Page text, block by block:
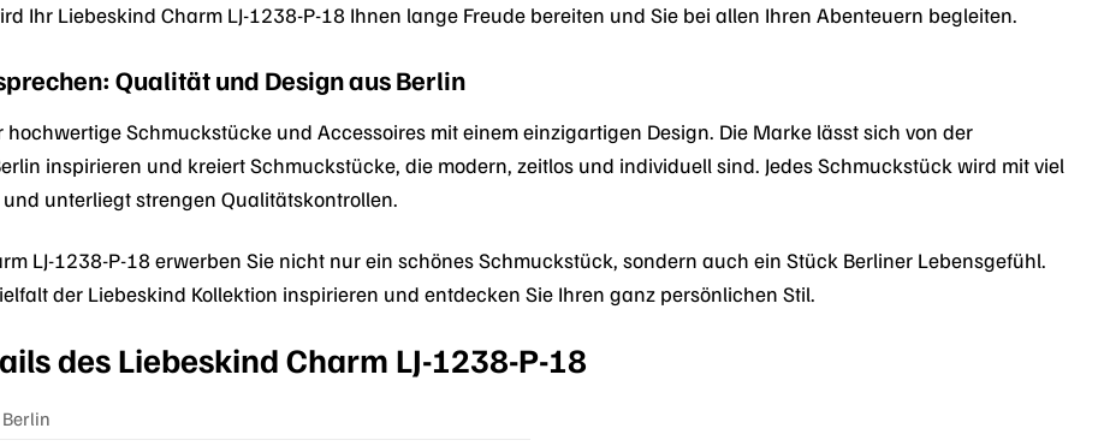
Ihr Liebeskind Charm LJ-1238-P-18 Ihnen lange Freude bereiten und Sie bei allen Ihren Abenteuern begleiten.
Qualität und Design aus Berlin
Schmuckstücke und Accessoires mit einem einzigartigen Design. Die Marke lässt sich von der
inspirieren und kreiert Schmuckstücke, die modern, zeitlos und individuell sind. Jedes Schmuckstück wird mit viel
unterliegt strengen Qualitätskontrollen.
LJ-1238-P-18 erwerben Sie nicht nur ein schönes Schmuckstück, sondern auch ein Stück Berliner Lebensgefühl.
der Liebeskind Kollektion inspirieren und entdecken Sie Ihren ganz persönlichen Stil.
des Liebeskind Charm LJ-1238-P-18